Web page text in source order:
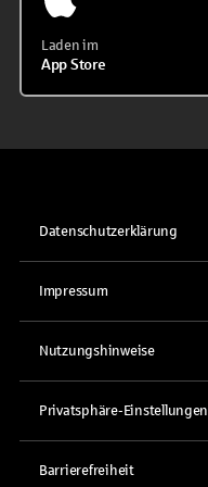
Laden im
App Store
Datenschutzerklärung
Impressum
Nutzungshinweise
Privatsphäre-Einstellungen
Barrierefreiheit